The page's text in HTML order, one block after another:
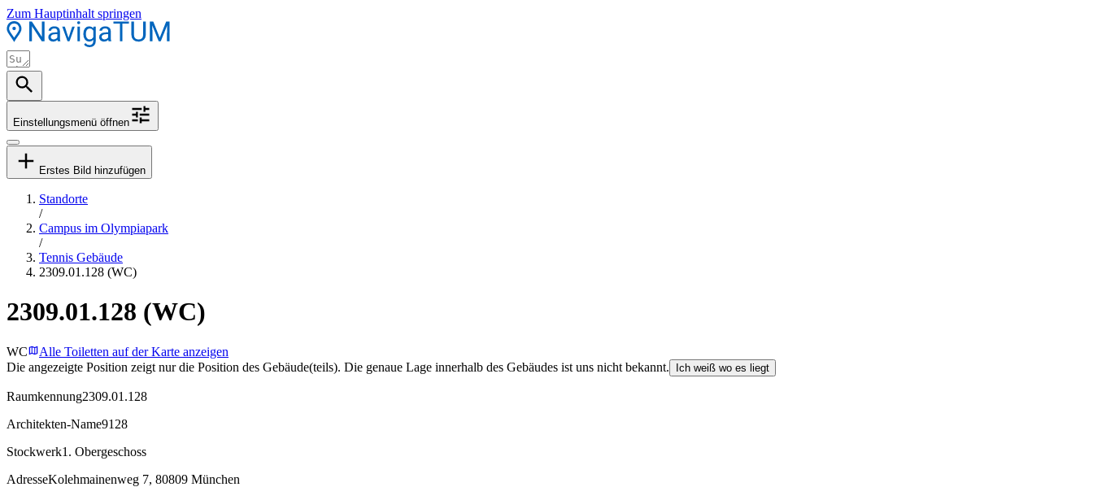
Zum Hauptinhalt springen
Einstellungsmenü öffnen
Erstes Bild hinzufügen
Standorte
/
Campus im Olympiapark
/
Tennis Gebäude
2309.01.128 (WC)
2309.01.128 (WC)
WC
Alle Toiletten auf der Karte anzeigen
Die angezeigte Position zeigt nur die Position des Gebäude(teils). Die genaue Lage innerhalb des Gebäudes ist uns nicht bekannt.
Ich weiß wo es liegt
Raumkennung2309.01.128
Architekten-Name9128
Stockwerk1. Obergeschoss
AdresseKolehmainenweg 7, 80809 München